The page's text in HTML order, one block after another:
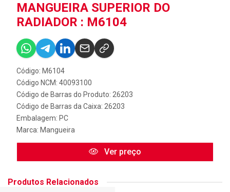
MANGUEIRA SUPERIOR DO
RADIADOR : M6104
Código: M6104
Código NCM: 40093100
Código de Barras do Produto: 26203
Código de Barras da Caixa: 26203
Embalagem: PC
Marca: Mangueira
Ver preço
Produtos Relacionados